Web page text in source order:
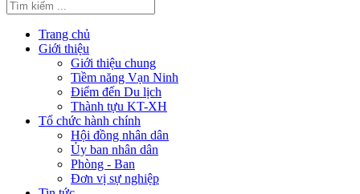
Trang chủ
Giới thiệu
Giới thiệu chung
Tiềm năng Vạn Ninh
Điểm đến Du lịch
Thành tựu KT-XH
Tổ chức hành chính
Hội đồng nhân dân
Ủy ban nhân dân
Phòng - Ban
Đơn vị sự nghiệp